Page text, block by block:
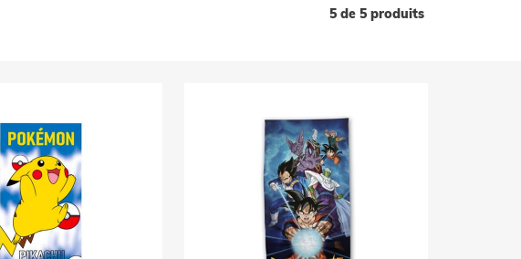
5 de 5 produits